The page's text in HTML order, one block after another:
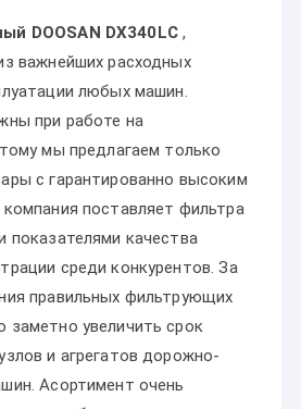
DOOSAN DX340LC,
важнейших расходных
любых машин.
при работе на
мы предлагаем только
с гарантированно высоким
поставляет фильтра
показателями качества
среди конкурентов. За
правильных фильтрующих
заметно увеличить срок
и агрегатов дорожно-
Асортимент очень